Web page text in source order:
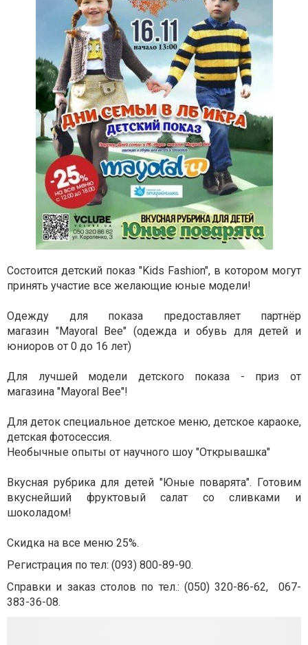
Состоится детский показ "Kids Fashion", в котором могут
принять участие все желающие юные модели!
Одежду для показа предоставляет партнёр
магазин "Mayoral Bee" (одежда и обувь для детей и
юниоров от 0 до 16 лет)
Для лучшей модели детского показа - приз от
магазина "Mayoral Bee"!
Для деток специальное детское меню, детское караоке,
детская фотосессия.
Необычные опыты от научного шоу "Открывашка"
Вкусная рубрика для детей "Юные поварята". Готовим
вкуснейший фруктовый салат со сливками и
шоколадом!
Скидка на все меню 25%.
Регистрация по тел: (093) 800-89-90.
Справки и заказ столов по тел.: (050) 320-86-62,
067-
383-36-08.